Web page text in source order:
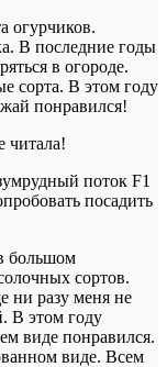
огурчиков.
В последние годы
в огороде.
сорта. В этом году
понравился!
читала!
поток F1
посадить
большом
сортов.
ни разу меня не
В этом году
виде понравился.
виде. Всем